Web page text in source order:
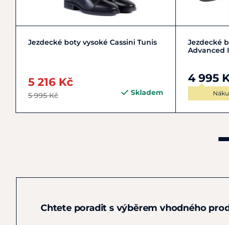
36 37 38 39 + 3
Jezdecké boty vysoké Cassini Tunis
5 216 Kč
5 995 Kč Skladem
37
Jezdecké
Advanced
4 995
Chtete poradit s výběrem vhodného